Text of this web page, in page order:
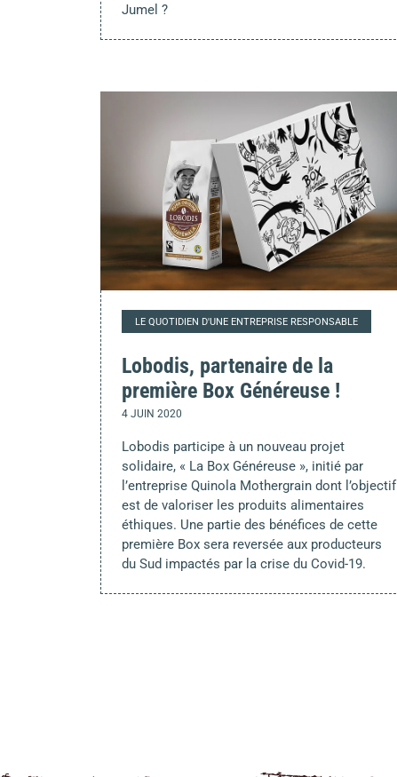
Jumel ?
LE QUOTIDIEN D'UNE ENTREPRISE RESPONSABLE
Lobodis, partenaire de la
première Box Généreuse !
4 JUIN 2020
Lobodis participe à un nouveau projet
solidaire, « La Box Généreuse », initié par
l’entreprise Quinola Mothergrain dont l’objectif
est de valoriser les produits alimentaires
éthiques. Une partie des bénéfices de cette
première Box sera reversée aux producteurs
du Sud impactés par la crise du Covid-19.